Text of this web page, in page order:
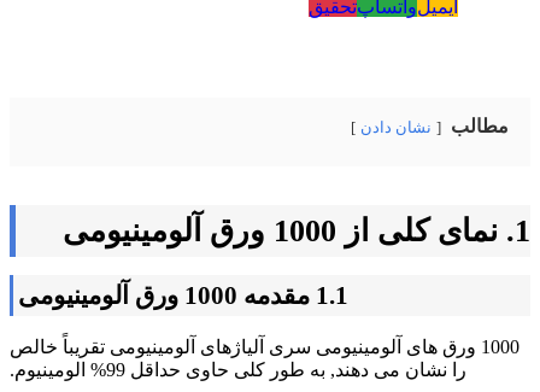
ایمیلواتساپتحقیق
مطالب نشان دادن
1. نمای کلی از 1000 ورق آلومینیومی
1.1 مقدمه 1000 ورق آلومینیومی
1000 ورق های آلومینیومی سری آلیاژهای آلومینیومی تقریباً خالص
را نشان می دهند, به طور کلی حاوی حداقل 99% الومینیوم.